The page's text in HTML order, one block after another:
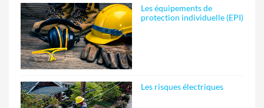
Les équipements de
protection individuelle (EPI)
Les risques électriques